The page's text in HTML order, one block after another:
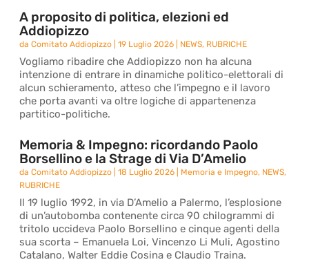
A proposito di politica, elezioni ed
Addiopizzo
daComitato Addiopizzo |19 Luglio 2026 NEWS, RUBRICHE
Vogliamo ribadire che Addiopizzo non ha alcuna
intenzione di entrare in dinamiche politico-elettorali di
alcun schieramento, atteso che l’impegno e il lavoro
che porta avanti va oltre logiche di appartenenza
partitico-politiche.
Memoria & Impegno: ricordando Paolo
Borsellino e la Strage di Via D’Amelio
daComitato Addiopizzo |18 Luglio 2026 Memoria e Impegno, NEWS,
RUBRICHE
Il 19 luglio 1992, in via D’Amelio a Palermo, l’esplosione
di un’autobomba contenente circa 90 chilogrammi di
tritolo uccideva Paolo Borsellino e cinque agenti della
sua scorta – Emanuela Loi, Vincenzo Li Muli, Agostino
Catalano, Walter Eddie Cosina e Claudio Traina.